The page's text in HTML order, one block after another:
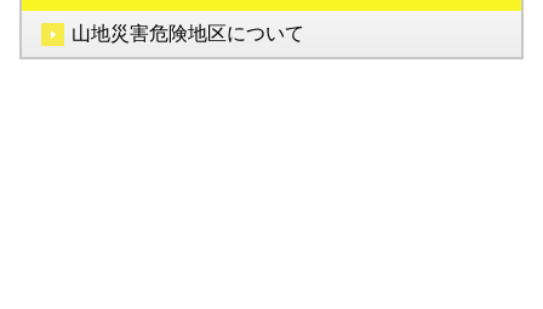
山地災害危険地区について